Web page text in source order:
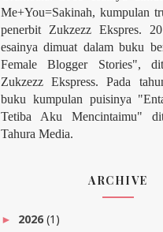
Me+You=Sakinah, kumpulan
penerbit Zukzezz Ekspres.
esainya dimuat dalam buku
Female Blogger Stories",
Zukzezz Ekspress. Pada
buku kumpulan puisinya
Tetiba Aku Mencintaimu"
Tahura Media.
ARCHIVE
► 2026(1)